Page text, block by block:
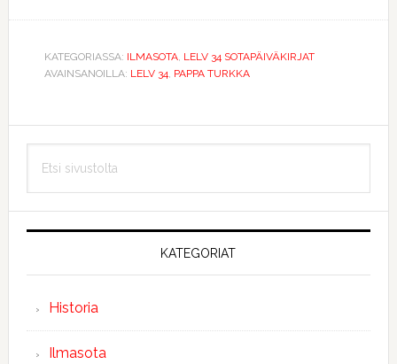
KATEGORIASSA: ILMASOTA, LELV 34 SOTAPÄIVÄKIRJAT
AVAINSANOILLA: LELV 34, PAPPA TURKKA
Ensisijainen
sivupalkki
sivustolta
KATEGORIAT
Historia
Ilmasota